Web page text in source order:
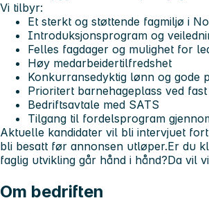
Vi tilbyr:
Et sterkt og støttende fagmiljø i
Introduksjonsprogram og
Felles fagdager og mulighet for
Høy medarbeidertilfredshet
Konkurransedyktig lønn og gode
Prioritert barnehageplass ved
Bedriftsavtale med SATS
Tilgang til fordelsprogram
Aktuelle kandidater vil bli intervjuet
bli besatt før annonsen utløper.Er du
faglig utvikling går hånd i hånd?Da vil
Om bedriften